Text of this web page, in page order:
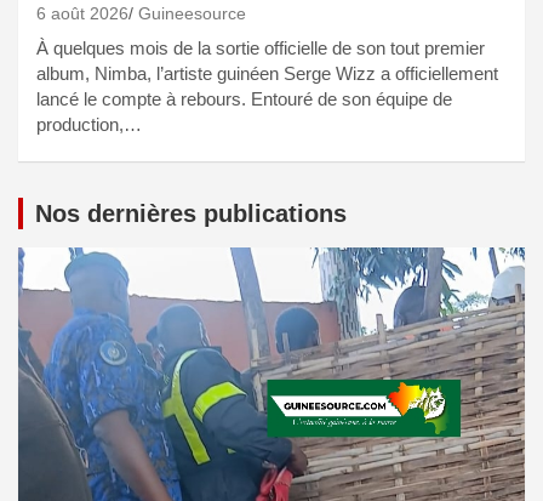
6 août 2026 Guineesource
À quelques mois de la sortie officielle de son tout premier
album, Nimba, l’artiste guinéen Serge Wizz a officiellement
lancé le compte à rebours. Entouré de son équipe de
production,…
Nos dernières publications